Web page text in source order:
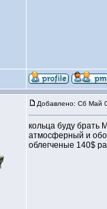
Добавлено: Сб Май
кольца буду брать
атмосферный и
облегченые 140$